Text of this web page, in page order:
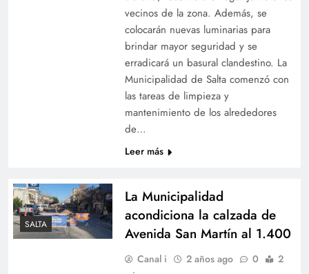
vecinos de la zona. Además, se
colocarán nuevas luminarias para
brindar mayor seguridad y se
erradicará un basural clandestino. La
Municipalidad de Salta comenzó con
las tareas de limpieza y
mantenimiento de los alrededores
de…
Leer más
SALTA
La Municipalidad
acondiciona la calzada de
Avenida San Martín al 1.400
Canal i 2 años ago 0
2